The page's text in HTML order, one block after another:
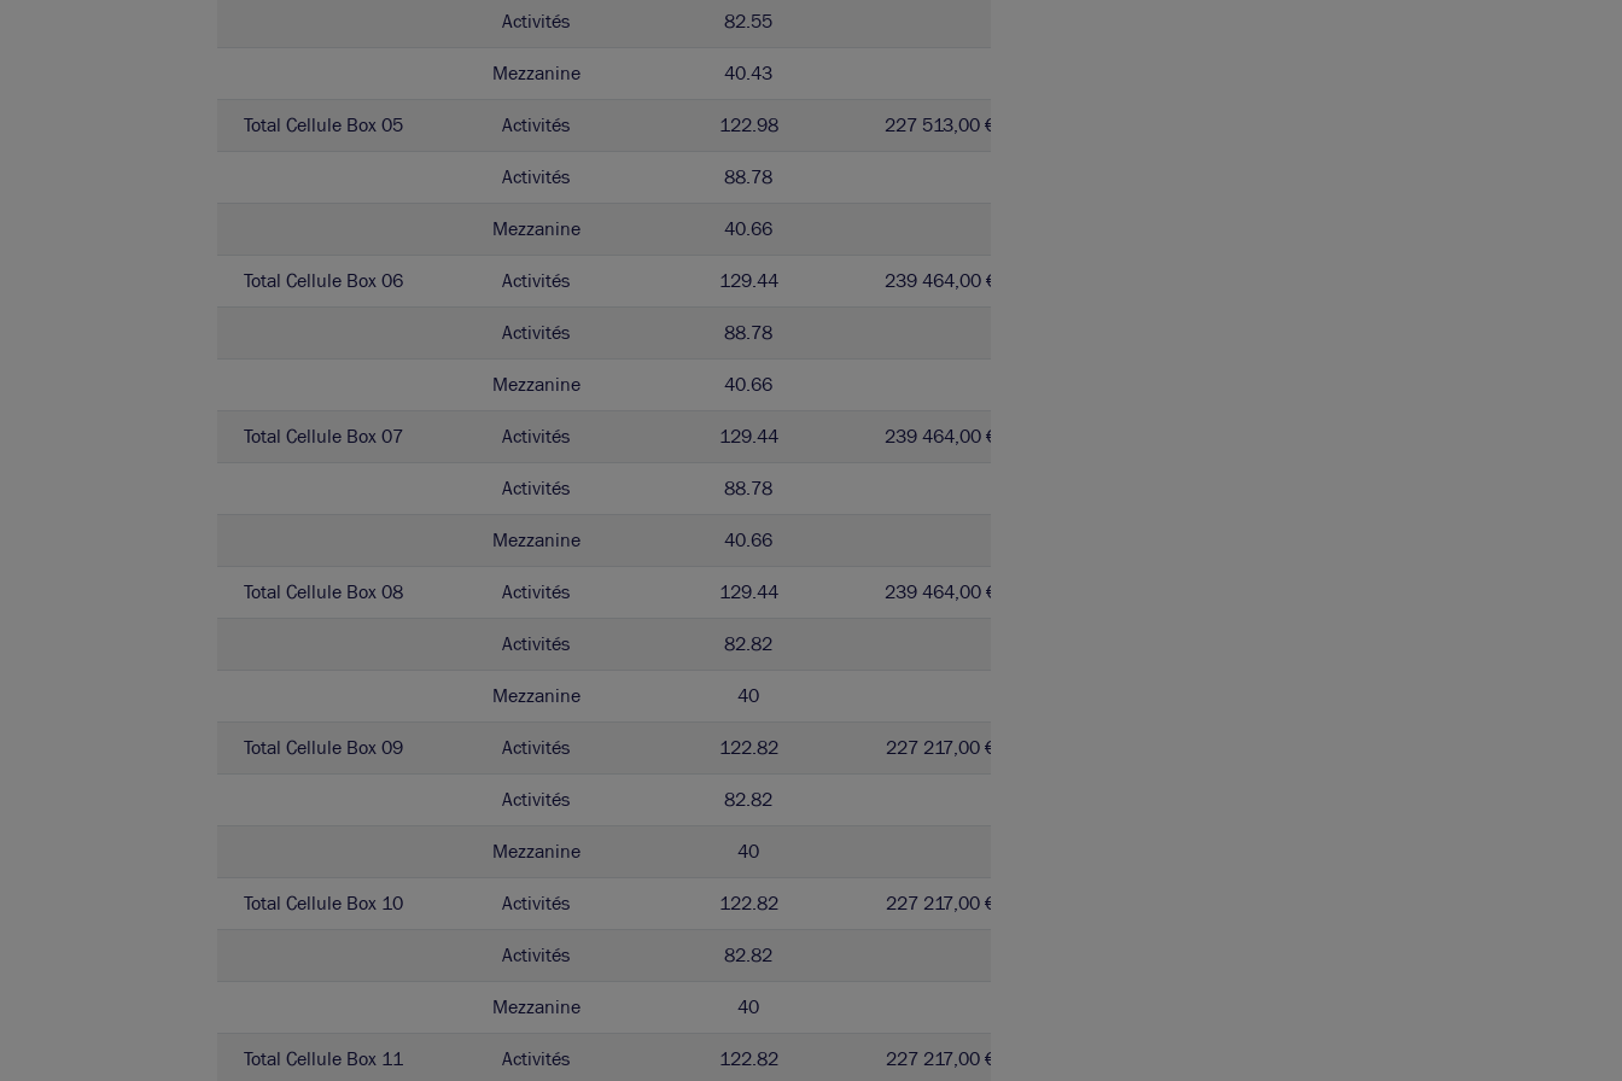
Activités 82.55
Mezzanine 40.43
Total Cellule Box 05 Activités 122.98 227 513,00 € / m²
Activités 88.78
Mezzanine 40.66
Total Cellule Box 06 Activités 129.44 239 464,00 € / m²
Activités 88.78
Mezzanine 40.66
Total Cellule Box 07 Activités 129.44 239 464,00 € / m²
Activités 88.78
Mezzanine 40.66
Total Cellule Box 08 Activités 129.44 239 464,00 € / m²
Activités 82.82
Mezzanine 40
Total Cellule Box 09 Activités 122.82 227 217,00 € / m²
Activités 82.82
Mezzanine 40
Total Cellule Box 10 Activités 122.82 227 217,00 € / m²
Activités 82.82
Mezzanine 40
Total Cellule Box 11 Activités 122.82 227 217,00 € / m²